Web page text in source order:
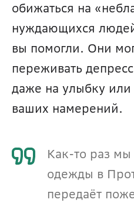
обижаться на
нуждающихся
вы помогли. Они
переживать
даже на улыбку или
ваших намерений.
Как-то раз мы
одежды в
передаёт